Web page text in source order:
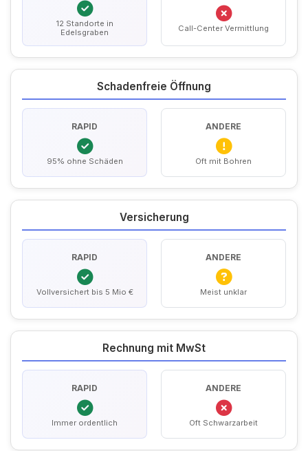
12 Standorte in
Edelsgraben
Call-Center Vermittlung
Schadenfreie Öffnung
RAPID
95% ohne Schäden
ANDERE
Oft mit Bohren
Versicherung
RAPID
Vollversichert bis 5 Mio €
ANDERE
Meist unklar
Rechnung mit MwSt
RAPID
Immer ordentlich
ANDERE
Oft Schwarzarbeit